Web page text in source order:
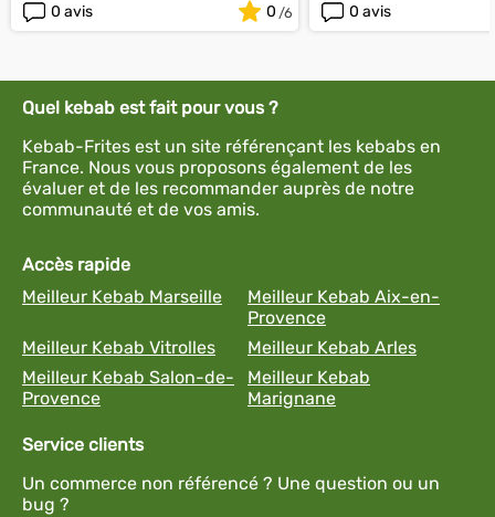
0 avis
0
0 avis
Quel kebab est fait pour vous ?
Kebab-Frites est un site référençant les kebabs en
France. Nous vous proposons également de les
évaluer et de les recommander auprès de notre
communauté et de vos amis.
Accès rapide
Meilleur Kebab Marseille
Meilleur Kebab Aix-en-
Provence
Meilleur Kebab Vitrolles
Meilleur Kebab Arles
Meilleur Kebab Salon-de-
Provence
Meilleur Kebab
Marignane
Service clients
Un commerce non référencé ? Une question ou un
bug ?